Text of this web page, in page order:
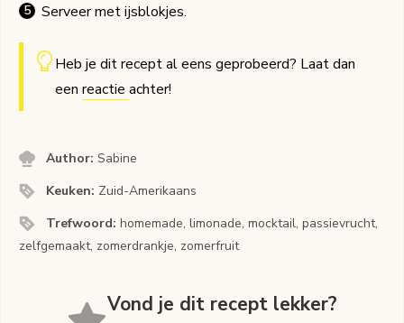
Serveer met ijsblokjes.
Heb je dit recept al eens geprobeerd? Laat dan
een reactie achter!
Author:Sabine
Keuken: Zuid-Amerikaans
Trefwoord:homemade, limonade, mocktail, passievrucht,
zelfgemaakt, zomerdrankje, zomerfruit
Vond je dit recept lekker?